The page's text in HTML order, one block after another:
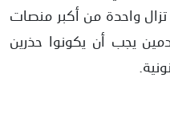
تزال واحدة من أكبر منصات
يجب أن يكونوا حذرين